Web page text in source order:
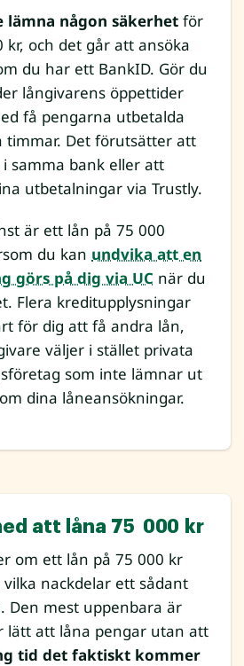
lämna någon säkerhet för
kr, och det går att ansöka
du har ett BankID. Gör du
långivarens öppettider
få pengarna utbetalda
timmar. Det förutsätter att
samma bank eller att
utbetalningar via Trustly.
är ett lån på 75 000
du kan undvika att en
görs på dig via UC när du
Flera kreditupplysningar
för dig att få andra lån,
väljer i stället privata
som inte lämnar ut
dina låneansökningar.
att låna 75 000 kr
om ett lån på 75 000 kr
nackdelar ett sådant
Den mest uppenbara är
lätt att låna pengar utan att
tid det faktiskt kommer